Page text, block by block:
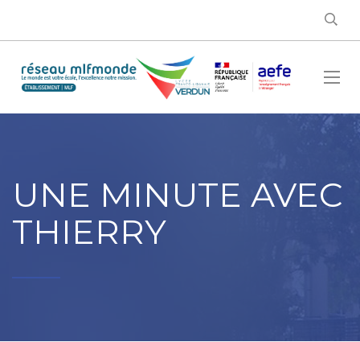
UNE MINUTE AVEC
THIERRY